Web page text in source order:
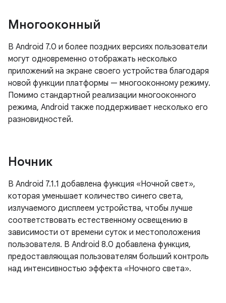
Многооконный
В Android 7.0 и более поздних версиях пользователи
могут одновременно отображать несколько
приложений на экране своего устройства благодаря
новой функции платформы — многооконному режиму.
Помимо стандартной реализации многооконного
режима, Android также поддерживает несколько его
разновидностей.
Ночник
В Android 7.1.1 добавлена ​​функция «Ночной свет»,
которая уменьшает количество синего света,
излучаемого дисплеем устройства, чтобы лучше
соответствовать естественному освещению в
зависимости от времени суток и местоположения
пользователя. В Android 8.0 добавлена ​​функция,
предоставляющая пользователям больший контроль
над интенсивностью эффекта «Ночного света».